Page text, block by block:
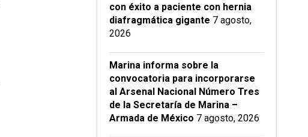
con éxito a paciente con hernia
diafragmática gigante 7 agosto,
2026
Marina informa sobre la
convocatoria para incorporarse
al Arsenal Nacional Número Tres
de la Secretaría de Marina –
Armada de México 7 agosto, 2026